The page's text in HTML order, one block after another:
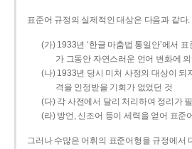
표준어 규정의 실제적인 대상은 다음과 같다.
(가) 1933년 ‘한글 마춤법 통일안’에서
가 그동안 자연스러운 언어 변화에
(나) 1933년 당시 미처 사정의 대상이 되
격을 인정받을 기회가 없었던 것
(다) 각 사전에서 달리 처리하여 정리가
(라) 방언, 신조어 등이 세력을 얻어 표준
그러나 수많은 어휘의 표준어형을 규정에서